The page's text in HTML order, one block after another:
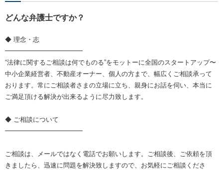
どんな弁護士ですか？
◆ 理念・志
━━━━━━━━━━━━
“法律に関するご相談は何でものる”をモットーに全国のスタートアップ〜
中小企業経営者、不動産オーナー、個人の方まで、幅広くご相談承って
おります。常にご相談者さまの立場に立ち、親身にお話を伺い、本当に
ご満足頂ける解決が出来るように尽力致します。
◆ ご相談について
━━━━━━━━━━━━
ご相談は、メールではなく電話でお願いします。ご相談後、ご依頼を頂
きましたら、迅速に問題を解決致しますので、お気軽にご相談くださ